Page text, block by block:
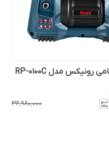
کارواش دینامی رونیکس مدل RP-0100C
۳۲٬۹۸۰٬۰۰۰